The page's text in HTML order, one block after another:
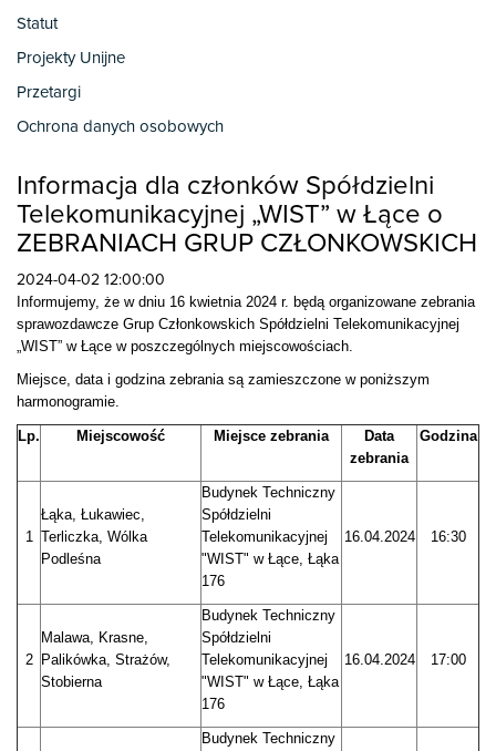
Statut
Projekty Unijne
Przetargi
Ochrona danych osobowych
Informacja dla członków Spółdzielni
Telekomunikacyjnej „WIST” w Łące o
ZEBRANIACH GRUP CZŁONKOWSKICH
2024-04-02 12:00:00
Informujemy, że w dniu 16 kwietnia 2024 r. będą organizowane zebrania
sprawozdawcze Grup Członkowskich Spółdzielni Telekomunikacyjnej
„WIST” w Łące w poszczególnych miejscowościach.
Miejsce, data i godzina zebrania są zamieszczone w poniższym
harmonogramie.
Lp. Miejscowość Miejsce zebrania
Data
zebrania
Godzina
1
Łąka, Łukawiec,
Terliczka, Wólka
Podleśna
Budynek Techniczny
Spółdzielni
Telekomunikacyjnej
"WIST" w Łące, Łąka
176
16.04.2024 16:30
2
Malawa, Krasne,
Palikówka, Strażów,
Stobierna
Budynek Techniczny
Spółdzielni
Telekomunikacyjnej
"WIST" w Łące, Łąka
176
16.04.2024 17:00
Budynek Techniczny